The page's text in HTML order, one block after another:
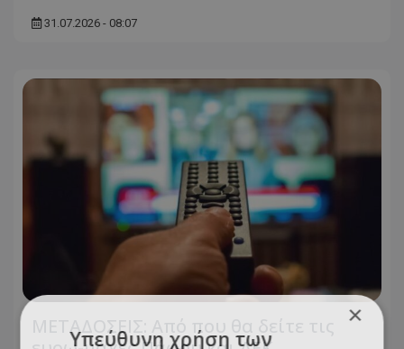
31.07.2026 - 08:07
ΜΕΤΑΔΟΣΕΙΣ: Από που θα δείτε τις
×
Υπεύθυνη χρήση των